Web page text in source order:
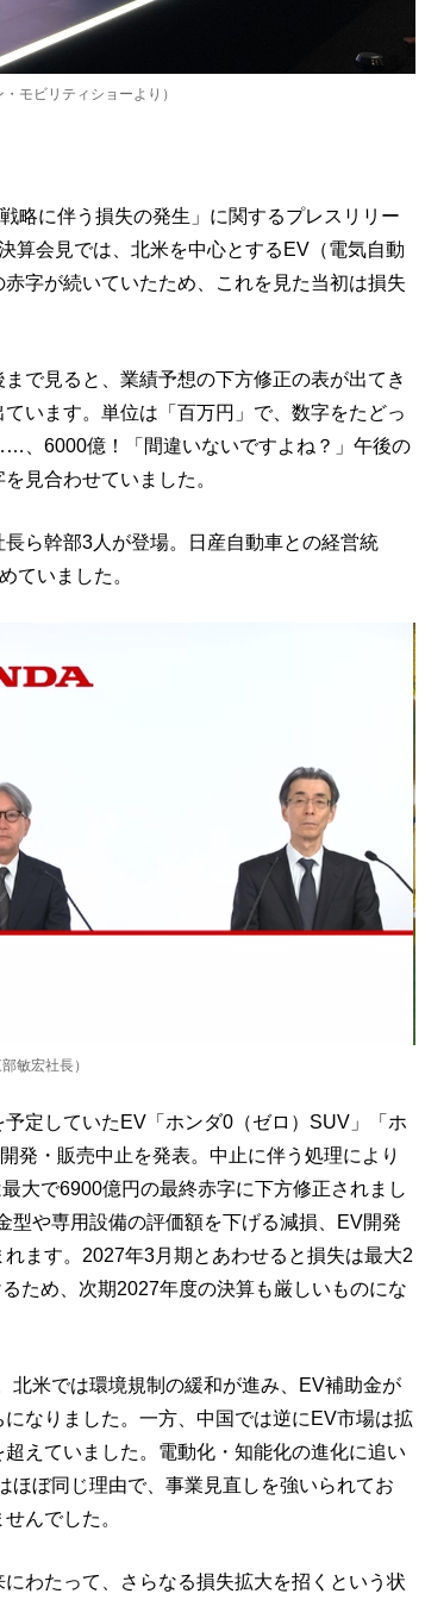
モビリティショーより）
略に伴う損失の発生」に関するプレスリリー
算会見では、北米を中心とするEV（電気自動
字が続いていたため、これを見た当初は損失
で見ると、業績予想の下方修正の表が出てき
います。単位は「百万円」で、数字をたどっ
、6000億！「間違いないですよね？」午後の
見合わせていました。
ら幹部3人が登場。日産自動車との経営統
ていました。
敏宏社長）
定していたEV「ホンダ0（ゼロ）SUV」「ホ
発・販売中止を発表。中止に伴う処理により
大で6900億円の最終赤字に下方修正されまし
型や専用設備の評価額を下げる減損、EV開発
ます。2027年3月期とあわせると損失は最大2
ため、次期2027年度の決算も厳しいものにな
北米では環境規制の緩和が進み、EV補助金が
なりました。一方、中国では逆にEV市場は拡
えていました。電動化・知能化の進化に追い
ぼ同じ理由で、事業見直しを強いられてお
んでした。
わたって、さらなる損失拡大を招くという状